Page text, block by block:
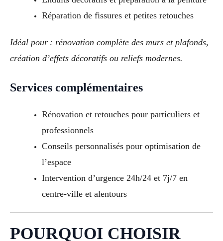
Réparation de fissures et petites retouches
Idéal pour : rénovation complète des murs et plafonds,
création d’effets décoratifs ou reliefs modernes.
Services complémentaires
Rénovation et retouches pour particuliers et
professionnels
Conseils personnalisés pour optimisation de
l’espace
Intervention d’urgence 24h/24 et 7j/7 en
centre-ville et alentours
POURQUOI CHOISIR